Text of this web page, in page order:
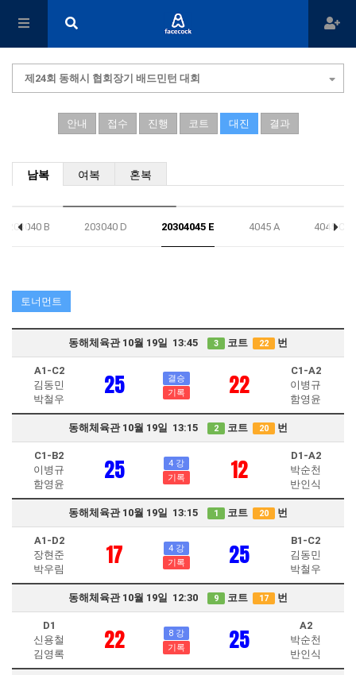
제24회 동해시 협회장기 배드민턴 대회
안내 접수 진행 코트 대진 결과
남복 여복 혼복
203040 B 203040 D 20304045 E 4045 A 4045 C
토너먼트
동해체육관 10월 19일 13:45 3 코트 22 번
A1-C2
김동민
박철우
25
결승
기록
22
C1-A2
이병규
함영윤
동해체육관 10월 19일 13:15 2 코트 20 번
C1-B2
이병규
함영윤
25
4 강
기록
12
D1-A2
박순천
반인식
동해체육관 10월 19일 13:15 1 코트 20 번
A1-D2
장현준
박우림
17
4 강
기록
25
B1-C2
김동민
박철우
동해체육관 10월 19일 12:30 9 코트 17 번
D1
신용철
김영록
22
8 강
기록
25
A2
박순천
반인식